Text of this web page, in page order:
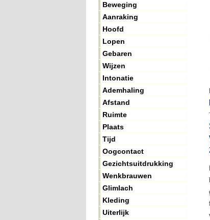
Beweging
Aanraking
Hoofd
Lopen
Gebaren
Wijzen
Intonatie
Ademhaling
Afstand
Ruimte
Plaats
Tijd
Oogcontact
Gezichtsuitdrukking
Wenkbrauwen
Glimlach
Kleding
Uiterlijk